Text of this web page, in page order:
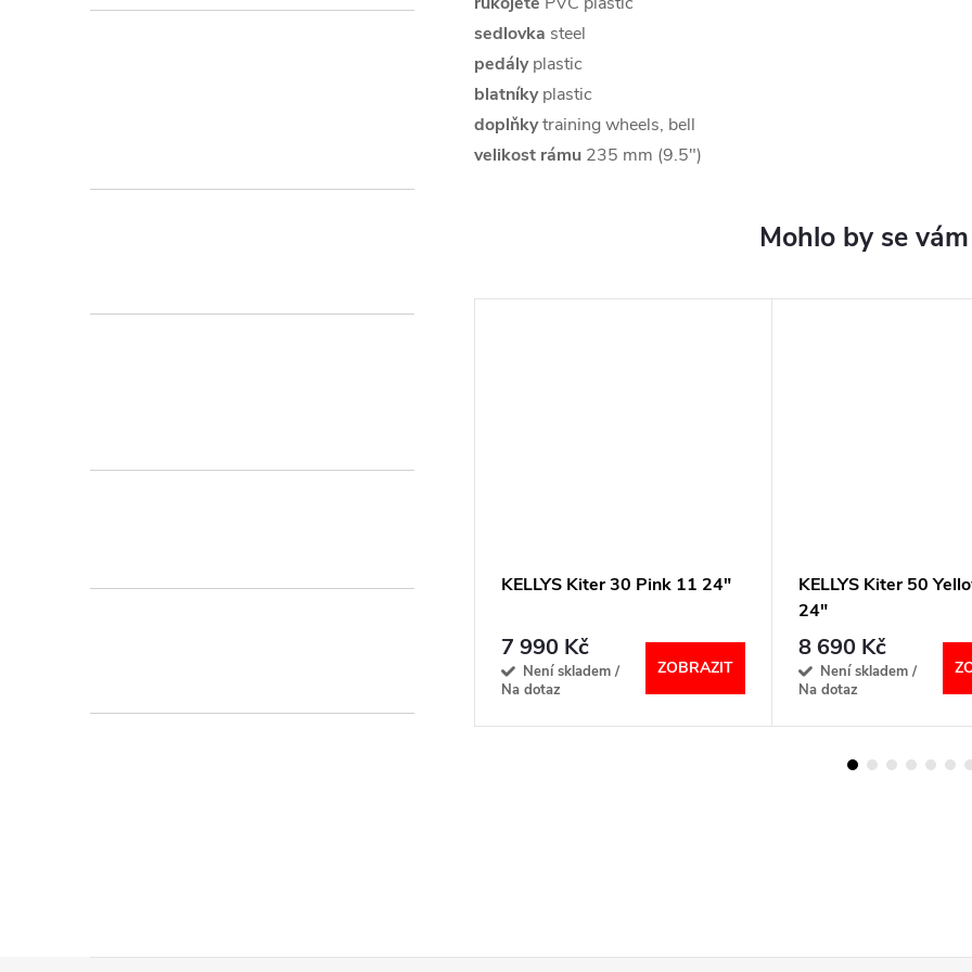
sedlovka steel
pedályplastic
blatníkyplastic
doplňkytraining wheels, bell
velikost rámu 235 mm (9.5")
50 Teal 11 24"
KELLYS Kiter 50 Autumn
KELLYS Kiter 30 Pink 11 24"
7 990 Kč
Není skladem /
Na dotaz
ZOBRAZIT
KELLYS Kiter 50
24"
8 690 Kč
Není skladem /
Na dotaz